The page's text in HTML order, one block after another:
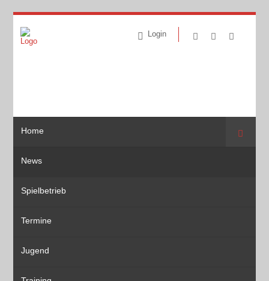
Login
Home
News
Spielbetrieb
Termine
Jugend
Suche